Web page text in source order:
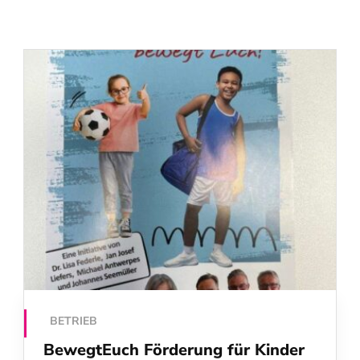
BETRIEB
BewegtEuch Förderung für Kinder